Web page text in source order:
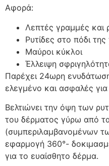
Αφορά:
Λεπτές γραμμές και
Ρυτίδες στο πόδι
Μαύροι κύκλοι
Έλλειψη
Παρέχει 24ωρη
ελεγμένο και ασφαλές
Βελτιώνει την όψη των
του δέρματος γύρω από
(συμπεριλαμβανομένων
εφαρμογή 360°-
για το ευαίσθητο δέρμα.